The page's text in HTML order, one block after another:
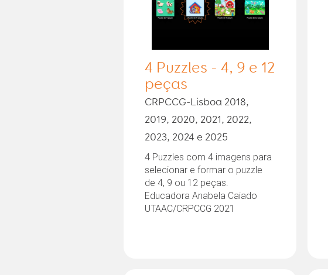
4 Puzzles - 4, 9 e 12
peças
CRPCCG-Lisboa 2018,
2019, 2020, 2021, 2022,
2023, 2024 e 2025
4 Puzzles com 4 imagens para
selecionar e formar o puzzle
de 4, 9 ou 12 peças.
Educadora Anabela Caiado
UTAAC/CRPCCG 2021